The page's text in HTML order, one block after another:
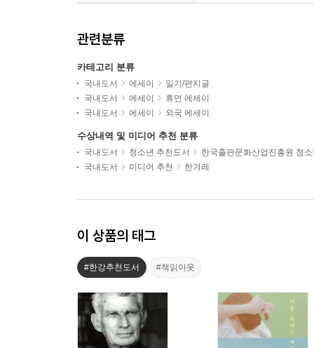
관련분류
카테고리 분류
국내도서 에세이
일기/편지글
국내도서
에세이
휴먼 에세이
국내도서
에세이 외국 에세이
수상내역 및 미디어 추천 분류
국내도서 청소년 추천도서
한국출판문화산업진흥원 청
국내도서
미디어 추천 한겨레
이 상품의 태그
#한강추천도서 #책읽아웃